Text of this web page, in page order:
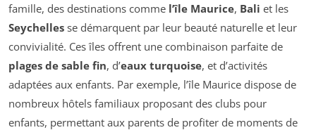
famille, des destinations comme l’île Maurice, Bali et les
Seychelles se démarquent par leur beauté naturelle et leur
convivialité. Ces îles offrent une combinaison parfaite de
plages de sable fin, d’eaux turquoise, et d’activités
adaptées aux enfants. Par exemple, l’île Maurice dispose de
nombreux hôtels familiaux proposant des clubs pour
enfants, permettant aux parents de profiter de moments de